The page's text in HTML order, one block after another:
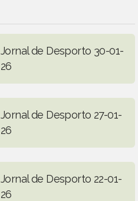
Jornal de Desporto 30-01-
26
Jornal de Desporto 27-01-
26
Jornal de Desporto 22-01-
26